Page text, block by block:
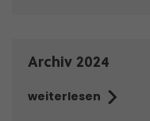
Archiv 2024
weiterlesen